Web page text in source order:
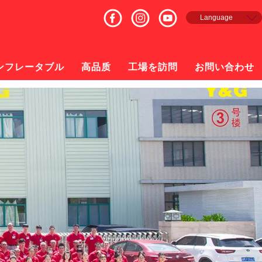
Language
русский
日本語
한국의
フレータブル 高品质 工場を訪問 お問い合わせ